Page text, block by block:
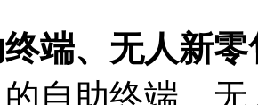
端、无人新零
自助终端、